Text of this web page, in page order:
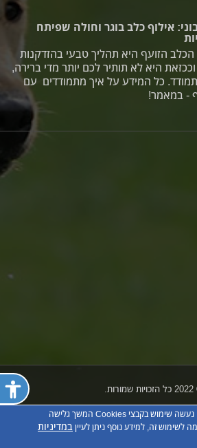
לשיחה עם המומחים
אילוף כלב בוגר וחולה שפיתח
הזועף היא תהליך טבעי בהזדקנות
היא לא תותיר לכם יותר מדי ברירה,
כל המידע על איך מתמודדים עם
- במאמר!
לידיעתך, באתר זה נעשה שימוש בקבצי Cookies המשך גלישה
לשימוש זה, למידע נוסף ניתן לעייןבמדיניות
פתח